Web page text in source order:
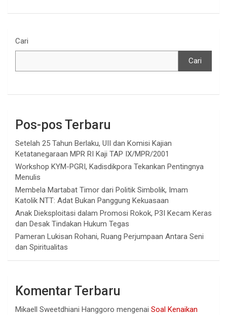
Cari
Cari
Pos-pos Terbaru
Setelah 25 Tahun Berlaku, UII dan Komisi Kajian
Ketatanegaraan MPR RI Kaji TAP IX/MPR/2001
Workshop KYM-PGRI, Kadisdikpora Tekankan Pentingnya
Menulis
Membela Martabat Timor dari Politik Simbolik, Imam
Katolik NTT: Adat Bukan Panggung Kekuasaan
Anak Dieksploitasi dalam Promosi Rokok, P3I Kecam Keras
dan Desak Tindakan Hukum Tegas
Pameran Lukisan Rohani, Ruang Perjumpaan Antara Seni
dan Spiritualitas
Komentar Terbaru
Mikaell Sweetdhiani Hanggoro mengenai Soal Kenaikan